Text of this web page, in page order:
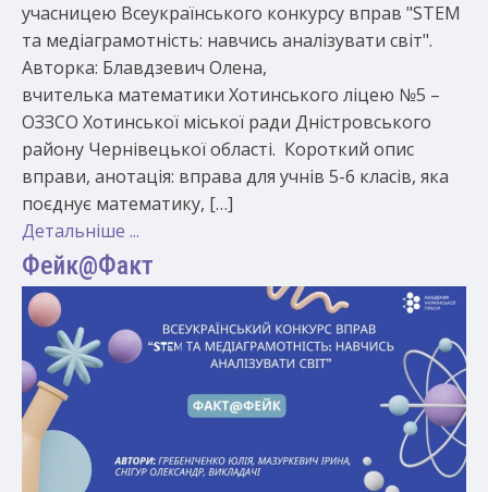
учасницею Всеукраїнського конкурсу вправ "STEM
та медіаграмотність: навчись аналізувати світ".
Авторка: Блавдзевич Олена,
вчителька математики Хотинського ліцею №5 –
ОЗЗСО Хотинської міської ради Дністровського
району Чернівецької області. Короткий опис
вправи, анотація: вправа для учнів 5-6 класів, яка
поєднує математику, […]
Детальніше ...
Фейк@Факт